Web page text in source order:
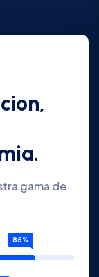
gama de
85%